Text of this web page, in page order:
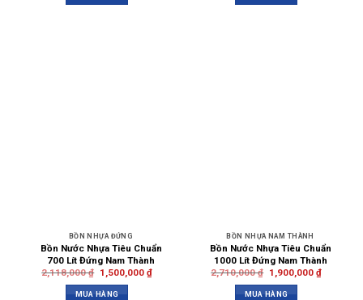
BỒN NHỰA ĐỨNG
Bồn Nước Nhựa Tiêu Chuẩn
700 Lít Đứng Nam Thành
2,118,000₫ 1,500,000 ₫
MUA HÀNG
BỒN NHỰA NAM THÀNH
Bồn Nước Nhựa Tiêu Chuẩn
1000 Lít Đứng Nam Thành
2,710,000₫ 1,900,000 ₫
MUA HÀNG